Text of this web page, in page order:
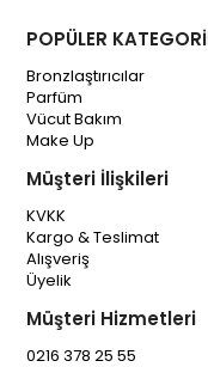
POPÜLER
Bronzlaştırıcılar
Parfüm
Vücut Bakım
Make Up
Müşteri İlişkileri
KVKK
Kargo & Teslimat
Alışveriş
Üyelik
Müşteri Hizmetleri
0216 378 25 55